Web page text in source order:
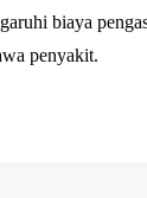
biaya
penyakit.